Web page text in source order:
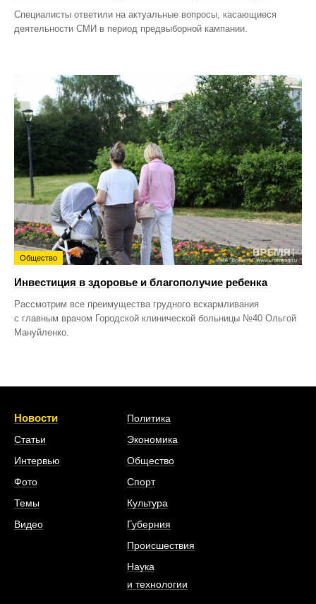
Специалисты ответили на актуальные вопросы, касающиеся
деятельности СМИ в период предвыборной кампании.
Общество
Инвестиция в здоровье и благополучие ребенка
Рассмотрим все преимущества грудного вскармливания
с главным врачом Городской клинической больницы №40 Ольгой
Мануйленко.
Новости
Статьи
Интервью
Фото
Темы
Видео
Политика
Экономика
Общество
Спорт
Культура
Губерния
Происшествия
Наука
и технологии